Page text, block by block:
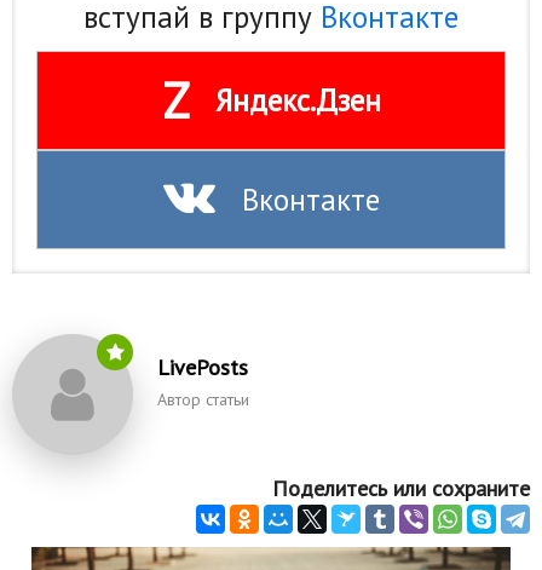
вступай в группу Вконтакте
Z Яндекс.Дзен
Вконтакте
LivePosts
Автор статьи
Поделитесь или сохраните